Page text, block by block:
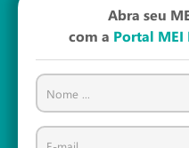
Abra seu
com a Portal